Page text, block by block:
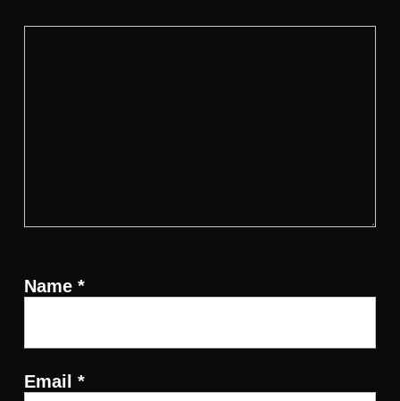
Name *
Email *